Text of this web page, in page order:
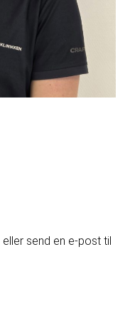
eller send en e-post til